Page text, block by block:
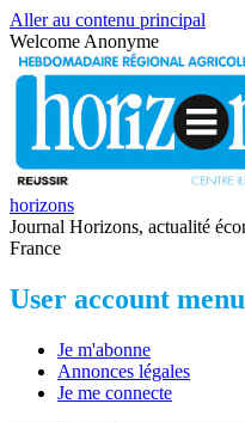
Aller au contenu principal
Welcome Anonyme
horizons
Journal Horizons, actualité
France
User account menu
Je m'abonne
Annonces légales
Je me connecte